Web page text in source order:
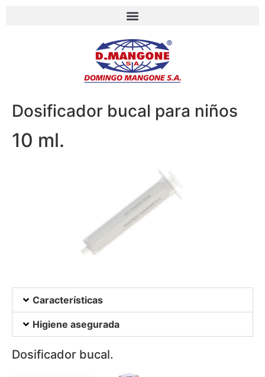
Dosificador bucal para niños
10 ml.
Características
Higiene asegurada
Dosificador bucal.